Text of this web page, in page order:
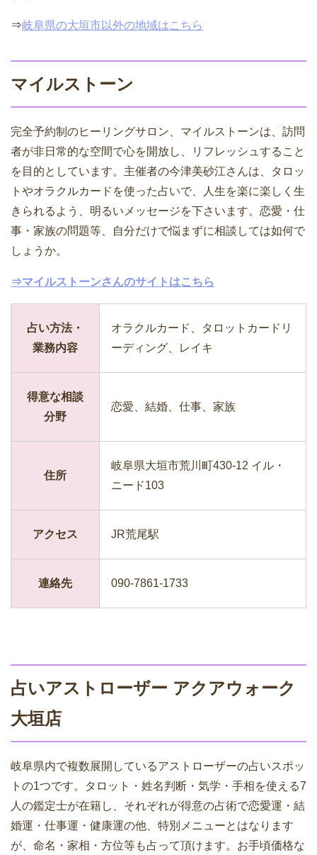
⇒岐阜県の大垣市以外の地域はこちら
マイルストーン
完全予約制のヒーリングサロン、マイルストーンは、訪問
者が非日常的な空間で心を開放し、リフレッシュすること
を目的としています。主催者の今津美砂江さんは、タロッ
トやオラクルカードを使った占いで、人生を楽に楽しく生
きられるよう、明るいメッセージを下さいます。恋愛・仕
事・家族の問題等、自分だけで悩まずに相談しては如何で
しょうか。
⇒マイルストーンさんのサイトはこちら
占い方法・
業務内容
オラクルカード、タロットカードリ
ーディング、レイキ
得意な相談
分野
恋愛、結婚、仕事、家族
住所
岐阜県大垣市荒川町430-12 イル・
ニード103
アクセス JR荒尾駅
連絡先 090-7861-1733
占いアストローザー アクアウォーク
大垣店
岐阜県内で複数展開しているアストローザーの占いスポッ
トの1つです。タロット・姓名判断・気学・手相を使える7
人の鑑定士が在籍し、それぞれが得意の占術で恋愛運・結
婚運・仕事運・健康運の他、特別メニューとはなります
が、命名・家相・方位等も占って頂けます。お手頃価格な